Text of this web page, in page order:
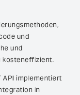
und
und
kosteneffizient.
API implementiert
in